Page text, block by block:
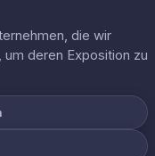
die wir
deren Exposition zu